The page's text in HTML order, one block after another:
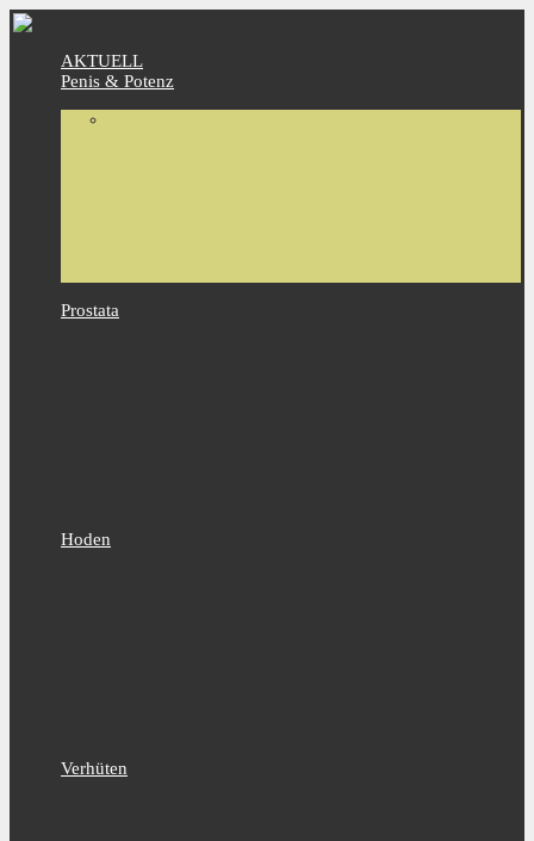
AKTUELL
Penis & Potenz
Prostata
Hoden
Verhüten